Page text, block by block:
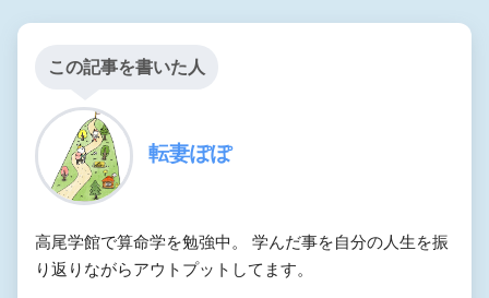
この記事を書いた人
転妻ぽぽ
高尾学館で算命学を勉強中。 学んだ事を自分の人生を振
り返りながらアウトプットしてます。